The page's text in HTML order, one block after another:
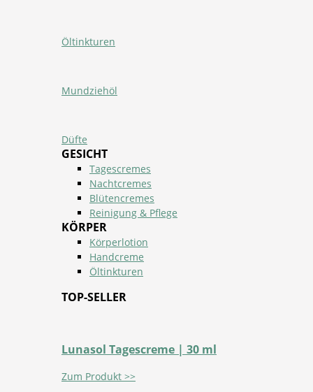
Öltinkturen
Mundziehöl
Düfte
GESICHT
Tagescremes
Nachtcremes
Blütencremes
Reinigung & Pflege
KÖRPER
Körperlotion
Handcreme
Öltinkturen
TOP-SELLER
Lunasol Tagescreme | 30 ml
Zum Produkt >>